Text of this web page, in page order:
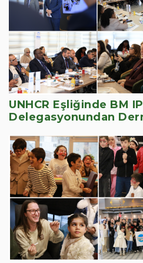
UNHCR Eşliğinde BM
Delegasyonundan